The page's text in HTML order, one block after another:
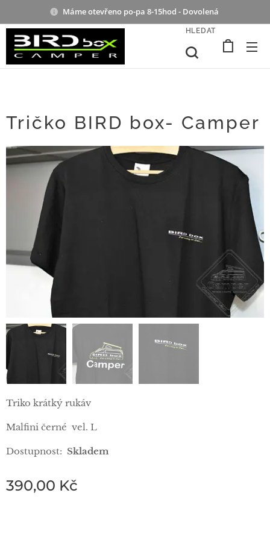
Máme otevřeno po-pa 8-15hod - Dovolená
HLEDAT
Tričko BIRD box- Camper
Triko krátký rukáv
Malfini černé vel. L
Dostupnost: Skladem
390,00 Kč